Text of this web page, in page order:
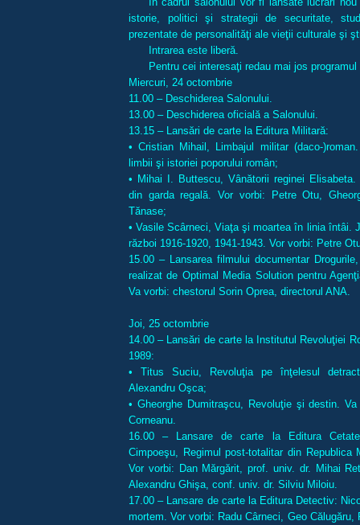
istorie, politici şi strategii de securitate,
prezentate de personalităţi ale vieţii culturale şi
Intrarea este liberă.
Pentru cei interesaţi redau mai jos programul
Miercuri, 24 octombrie
11.00 – Deschiderea Salonului.
13.00 – Deschiderea oficială a Salonului.
13.15 – Lansări de carte la Editura Militară:
• Cristian Mihail, Limbajul militar (daco-
limbii şi istoriei poporului român;
• Mihai I. Buttescu, Vânătorii reginei
din garda regală. Vor vorbi: Petre Otu,
Tănase;
• Vasile Scârneci, Viaţa şi moartea în linia întâi.
război 1916-1920, 1941-1943. Vor vorbi: Petre
15.00 – Lansarea filmului documentar
realizat de Optimal Media Solution pentru
Va vorbi: chestorul Sorin Oprea, directorul ANA.
Joi, 25 octombrie
14.00 – Lansări de carte la Institutul Revoluţiei
1989:
• Titus Suciu, Revoluţia pe înţelesul
Alexandru Oşca;
• Gheorghe Dumitraşcu, Revoluţie şi destin.
Corneanu.
16.00 – Lansare de carte la Editura
Cimpoeşu, Regimul post-totalitar din Republica
Vor vorbi: Dan Mărgărit, prof. univ. dr. Mihai
Alexandru Ghişa, conf. univ. dr. Silviu Miloiu.
17.00 – Lansare de carte la Editura Detectiv:
mortem. Vor vorbi: Radu Cârneci, Geo Călugăru,